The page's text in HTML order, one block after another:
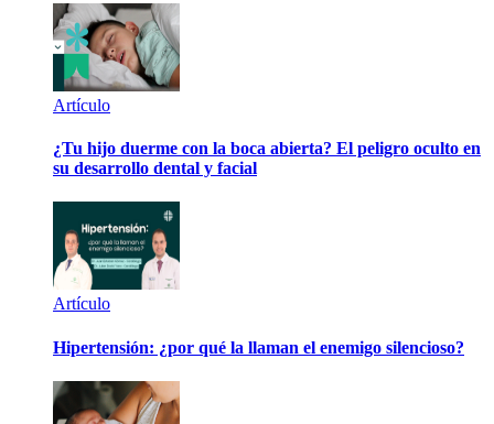
Artículo
¿Tu hijo duerme con la boca abierta? El peligro oculto en
su desarrollo dental y facial
Artículo
Hipertensión: ¿por qué la llaman el enemigo silencioso?